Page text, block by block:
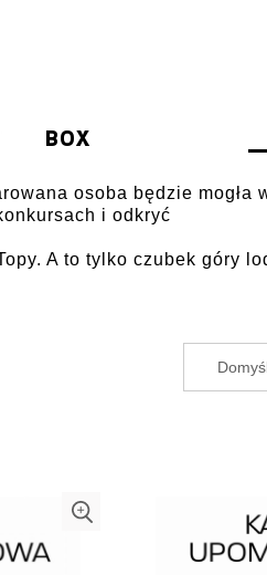
BOX
osoba będzie mogła
i odkryć
A to tylko czubek góry